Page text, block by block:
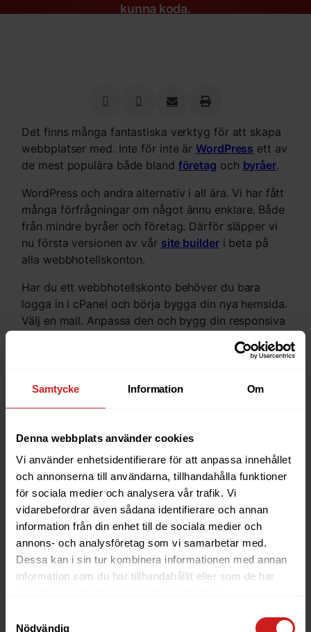
Samtycke Information Om
Denna webbplats använder cookies
Vi använder enhetsidentifierare för att anpassa innehållet
och annonserna till användarna, tillhandahålla funktioner
för sociala medier och analysera vår trafik. Vi
vidarebefordrar även sådana identifierare och annan
information från din enhet till de sociala medier och
annons- och analysföretag som vi samarbetar med.
Dessa kan i sin tur kombinera informationen med annan
information som du har tillhandahållit eller som de har
Nödvändig
kunna koda.
Det finns många fantastiska verktyg för att skapa
webbplatser med. Inte för inte ärWordPress ett av
de mest populära både bland företag och byråer.
WordPress och andra alternativ i all ära. Vi har fått
många förfrågningar om något ännu enklare. Både
från mindre byråer och företag. Därför släpper vi
nu första versionen av vår site builderi beta på
alla webbhotellskonton.
Har du ett webbhotellskonto behöver du bara
logga in i cPanel och börja bygga din nya hemsida.
Välj en mall. Anpassa den och bygg din responsiva
som e-handel, webbanalys, blogg, kartor och
Läs mer om site buildernoch kika på vår
Vem är site buildern till för?
När du behöver en hemsida snabbt och enkelt
kommer site buildern passa dig. Finns du inte på
underhålla en hemsida.